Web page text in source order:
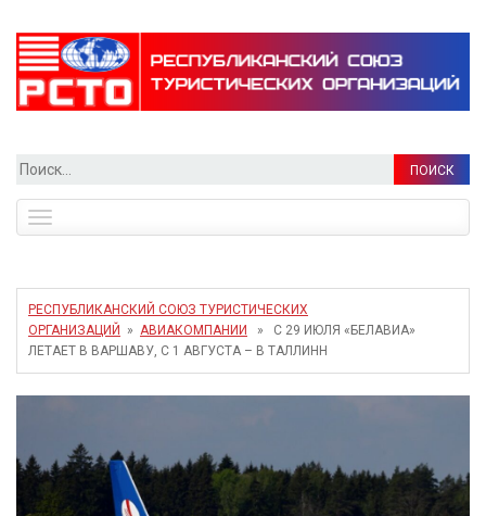
Найти:
navigation
РЕСПУБЛИКАНСКИЙ СОЮЗ ТУРИСТИЧЕСКИХ
ОРГАНИЗАЦИЙ
» АВИАКОМПАНИИ
» С 29 ИЮЛЯ «БЕЛАВИА»
ЛЕТАЕТ В ВАРШАВУ, С 1 АВГУСТА – В ТАЛЛИНН